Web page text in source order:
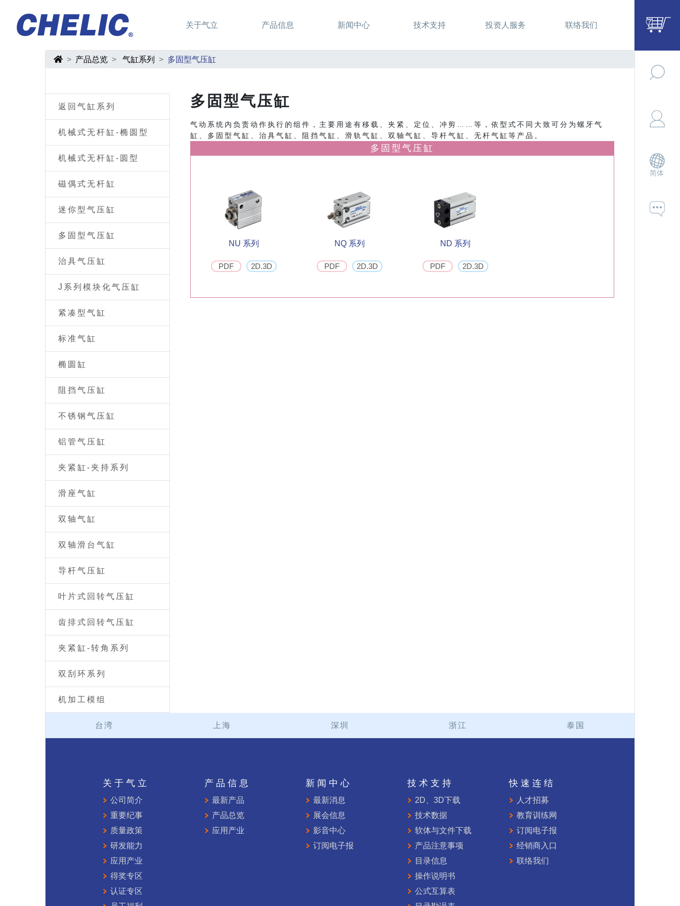
关于气立 产品信息 新闻中心 技术支持 投资人服务 联络我们
产品总览 气缸系列 多固型气压缸
返回气缸系列
机械式无杆缸-椭圆型
机械式无杆缸-圆型
磁偶式无杆缸
迷你型气压缸
多固型气压缸
治具气压缸
J系列模块化气压缸
紧凑型气缸
标准气缸
椭圆缸
阻挡气压缸
不锈钢气压缸
铝管气压缸
夹紧缸-夹持系列
滑座气缸
双轴气缸
双轴滑台气缸
导杆气压缸
叶片式回转气压缸
齿排式回转气压缸
夹紧缸-转角系列
双刮环系列
机加工模组
多固型气压缸
气动系统内负责动作执行的组件，主要用途有移载、夹紧、定位、冲剪……等，依型式不同大致可分为螺牙气
缸、多固型气缸、治具气缸、阻挡气缸、滑轨气缸、双轴气缸、导杆气缸、无杆气缸等产品。
多固型气压缸
NU 系列
PDF 2D.3D
NQ 系列
PDF 2D.3D
ND 系列
PDF 2D.3D
台湾 上海 深圳 浙江 泰国
关于气立
公司简介
重要纪事
质量政策
研发能力
应用产业
得奖专区
认证专区
产品信息
最新产品
产品总览
应用产业
新闻中心
最新消息
展会信息
影音中心
订阅电子报
技术支持
2D、3D下载
技术数据
软体与文件下载
产品注意事项
目录信息
操作说明书
公式互算表
快速连结
人才招募
教育训练网
订阅电子报
经销商入口
联络我们
简体